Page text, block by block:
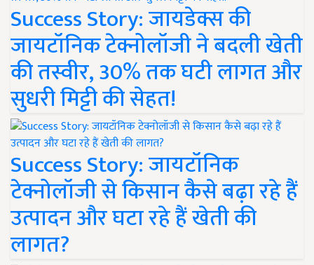
Success Story: जायडेक्स की
जायटॉनिक टेक्नोलॉजी ने बदली खेती
की तस्वीर, 30% तक घटी लागत और
सुधरी मिट्टी की सेहत!
Success Story: जायटॉनिक
टेक्नोलॉजी से किसान कैसे बढ़ा रहे हैं
उत्पादन और घटा रहे हैं खेती की
लागत?